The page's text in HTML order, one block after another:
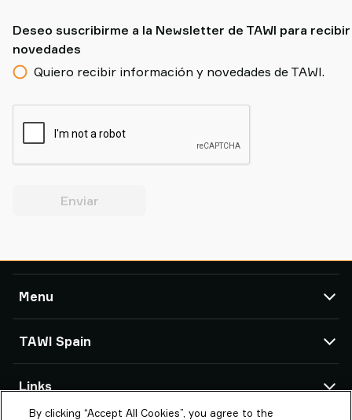
Deseo suscribirme a la Newsletter de TAWI para recibir
novedades
Quiero recibir información y novedades de TAWI.
Enviar
Menu
Soluciones
Casos de éxito
TAWI Spain
Oficinas de TAWI
Links
Acerca de Piab Group
By clicking “Accept All Cookies”, you agree to the